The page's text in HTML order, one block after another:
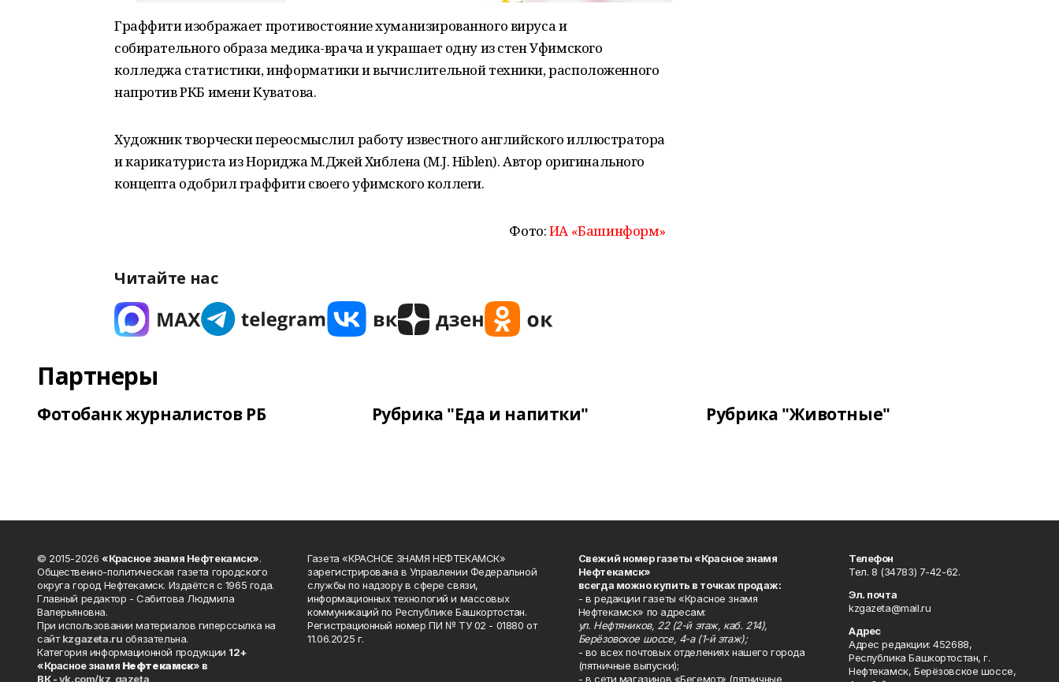
Граффити изображает противостояние хуманизированного вируса и
собирательного образа медика-врача и украшает одну из стен Уфимского
колледжа статистики, информатики и вычислительной техники, расположенного
напротив РКБ имени Куватова.
Художник творчески переосмыслил работу известного английского иллюстратора
и карикатуриста из Нориджа М.Джей Хиблена (M.J. Hiblen). Автор оригинального
концепта одобрил граффити своего уфимского коллеги.
Фото:ИА «Башинформ»
Читайте нас
Партнеры
Фотобанк журналистов РБ Рубрика "Еда и напитки" Рубрика "Животные"
© 2015-2026 «Красное знамя Нефтекамск».
Общественно-политическая газета городского
округа город Нефтекамск. Издаётся с 1965 года.
Главный редактор - Сабитова Людмила
Валерьяновна.
При использовании материалов гиперссылка на
сайтkzgazeta.ru обязательна.
Категория информационной продукции 12+
«Красное знамя Нефтекамск» в
ВК -vk.com/kz_gazeta
Газета «КРАСНОЕ ЗНАМЯ НЕФТЕКАМСК»
зарегистрирована в Управлении Федеральной
службы по надзору в сфере связи,
информационных технологий и массовых
коммуникаций по Республике Башкортостан.
Регистрационный номер ПИ № ТУ 02 - 01880 от
11.06.2025 г.
Свежий номер газеты «Красное знамя
Нефтекамск»
всегда можно купить в точках продаж:
- в редакции газеты «Красное знамя
Нефтекамск» по адресам:
ул. Нефтяников, 22 (2-й этаж, каб. 214),
Берёзовское шоссе, 4-а (1-й этаж);
- во всех почтовых отделениях нашего города
(пятничные выпуски);
- в сети магазинов «Бегемот» (пятничные
Телефон
Тел. 8 (34783) 7-42-62.
Эл. почта
kzgazeta@mail.ru
Адрес
Адрес редакции: 452688,
Республика Башкортостан, г.
Нефтекамск, Берёзовское шоссе,